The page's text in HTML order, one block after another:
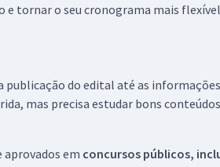
tornar o seu cronograma mais
do edital até as
mas precisa estudar bons
em concursos públicos,